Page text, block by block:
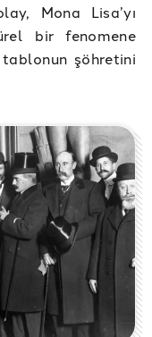
Mona Lisa’yı
bir fenomene
tablonun şöhretini